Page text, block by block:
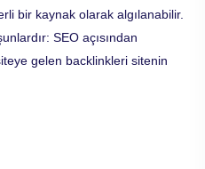
bir kaynak olarak algılanabilir.
SEO açısından
gelen backlinkleri sitenin